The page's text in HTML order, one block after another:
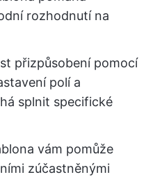
rozhodnutí na
přizpůsobení pomocí
polí a
splnit specifické
vám pomůže
zúčastněnými